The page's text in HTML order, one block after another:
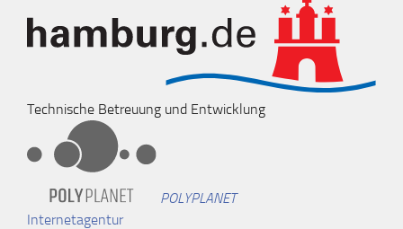
Technische Betreuung und Entwicklung
POLYPLANET
Internetagentur